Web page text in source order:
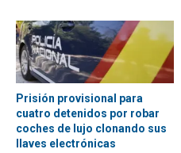
Prisión provisional para
cuatro detenidos por robar
coches de lujo clonando sus
llaves electrónicas